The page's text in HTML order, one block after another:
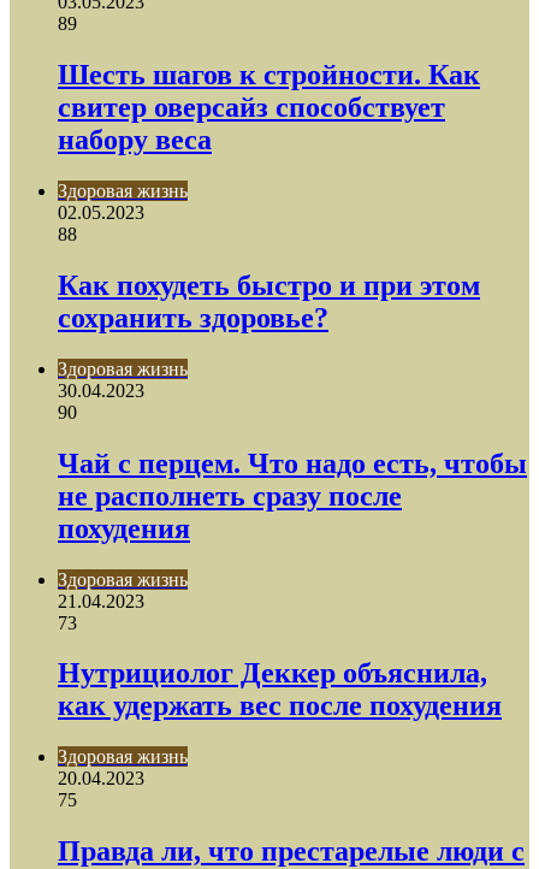
89
Шесть шагов к стройности. Как
свитер оверсайз способствует
набору веса
Здоровая жизнь
02.05.2023
88
Как похудеть быстро и при этом
сохранить здоровье?
Здоровая жизнь
30.04.2023
90
Чай с перцем. Что надо есть, чтобы
не располнеть сразу после
похудения
Здоровая жизнь
21.04.2023
73
Нутрициолог Деккер объяснила,
как удержать вес после похудения
Здоровая жизнь
20.04.2023
75
Правда ли, что престарелые люди с